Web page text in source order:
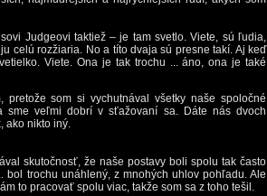
Judgeovi taktiež – je tam svetlo. Viete, sú ľudia,
celú rozžiaria. No a títo dvaja sú presne takí. Aj keď
Viete. Ona je tak trochu ... áno, ona je také
pretože som si vychutnával všetky naše spoločné
sme veľmi dobrí v sťažovaní sa. Dáte nás dvoch
ako nikto iný.
skutočnosť, že naše postavy boli spolu tak často
bol trochu unáhlený, z mnohých uhlov pohľadu. Ale
to pracovať spolu viac, takže som sa z toho tešil.